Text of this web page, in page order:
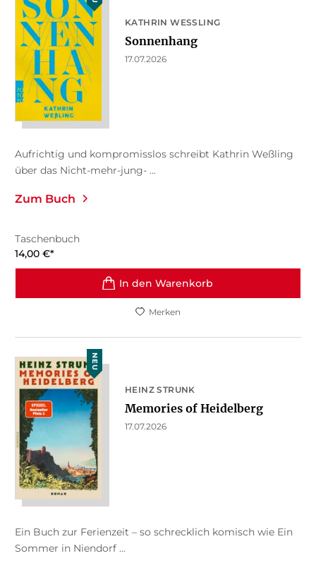
KATHRIN WESSLING
Sonnenhang
17.07.2026
Aufrichtig und kompromisslos schreibt Kathrin Weßling
über das Nicht-mehr-jung- ...
Zum Buch
Taschenbuch
14,00 €*
In den Warenkorb
Merken
NEU
HEINZ STRUNK
Memories of Heidelberg
17.07.2026
Ein Buch zur Ferienzeit – so schrecklich komisch wie Ein
Sommer in Niendorf ...